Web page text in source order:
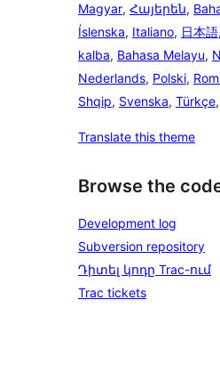
Magyar, Հայերեն,
Íslenska, Italiano, 日本語,
kalba, Bahasa Melayu,
Nederlands, Polski,
Shqip, Svenska, Türkçe
Translate this theme
Browse the
Development log
Subversion repository
Դիտել կոդը Trac-ում
Trac tickets